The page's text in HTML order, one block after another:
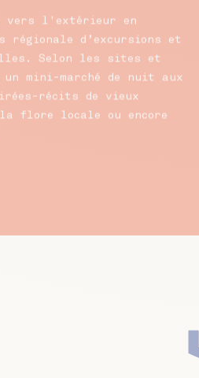
vers l'extérieur en
régionale d’excursions et
Selon les sites et
mini-marché de nuit aux
récits de vieux
flore locale ou encore